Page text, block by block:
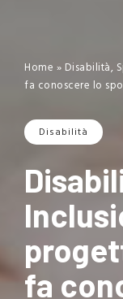
Home » Disabilità,
fa conoscere lo
Disabilità
fa